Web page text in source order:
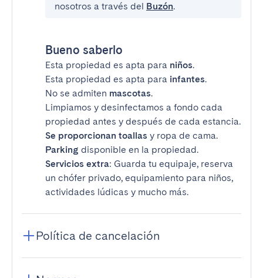
nosotros a través del Buzón.
Bueno saberlo
Esta propiedad es apta para niños.
Esta propiedad es apta para infantes.
No se admiten mascotas.
Limpiamos y desinfectamos a fondo cada
propiedad antes y después de cada estancia.
Se proporcionan toallas y ropa de cama.
Parking disponible en la propiedad.
Servicios extra: Guarda tu equipaje, reserva
un chófer privado, equipamiento para niños,
actividades lúdicas y mucho más.
Política de cancelación